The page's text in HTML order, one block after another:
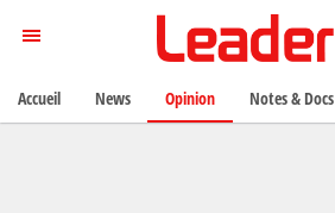
Accueil News Opinion Notes & Docs